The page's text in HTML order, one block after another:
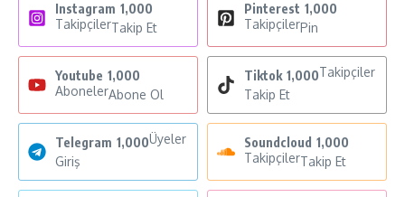
Instagram 1,000
TakipçilerTakip Et
Pinterest 1,000
TakipçilerPin
Youtube 1,000
AbonelerAbone Ol
Tiktok 1,000Takipçiler
Takip Et
Telegram 1,000Üyeler
Giriş
Soundcloud 1,000
TakipçilerTakip Et